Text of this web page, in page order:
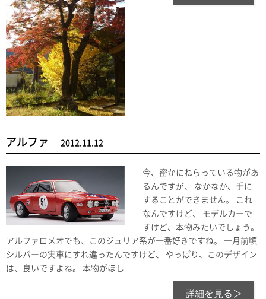
アルファ 2012.11.12
今、密かにねらっている物があ
るんですが、 なかなか、手に
することができません。 これ
なんですけど、 モデルカーで
すけど、本物みたいでしょう。
アルファロメオでも、このジュリア系が一番好きですね。 一月前頃
シルバーの実車にすれ違ったんですけど、 やっぱり、このデザイン
は、良いですよね。 本物がほし
詳細を見る＞